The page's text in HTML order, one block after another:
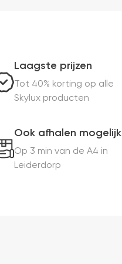
Laagste prijzen
Tot 40% korting op alle
Skylux producten
Ook afhalen mogelijk
Op 3 min van de A4 in
Leiderdorp